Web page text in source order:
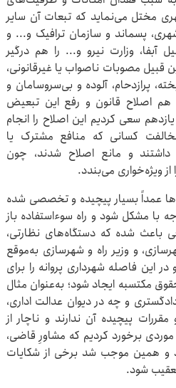
مختل می‌نماید که تبعات آن سایر
پسماند و سازمان ترافیک و... و
آبفا، وزارت نیرو و... را هم درگیر
مصوبات ناصواب یا غیرقانونی،
پرازدحام، آلوده و بی‌سروسامان و
هم اصلاح قانون و رفع این تبعیض
سعی کردیم این اصلاح را انجام
کسانی که منافع مشترک یا
و مانع اصلاح شدند، چون
ویژه‌خواری می‌بندد.
عمداً بسیار پیچیده و تخصصی شده
با مشکل شود و راه سوءاستفاده باز
باعث شده که دستگاه‌های نظارتی،
و وزیر راه و شهرسازی به‌موقع
این فاصله شهرداری پروانه را برای
مکتسبه ایجاد شود؛ به‌عنوان مثال
و چه در دیوان عدالت اداری،
پیچیده آن ندارند و ناچار از
برخورد کردیم که مشاورِ قاضی،
و همین موجب شد برخی از شکایات
شود.